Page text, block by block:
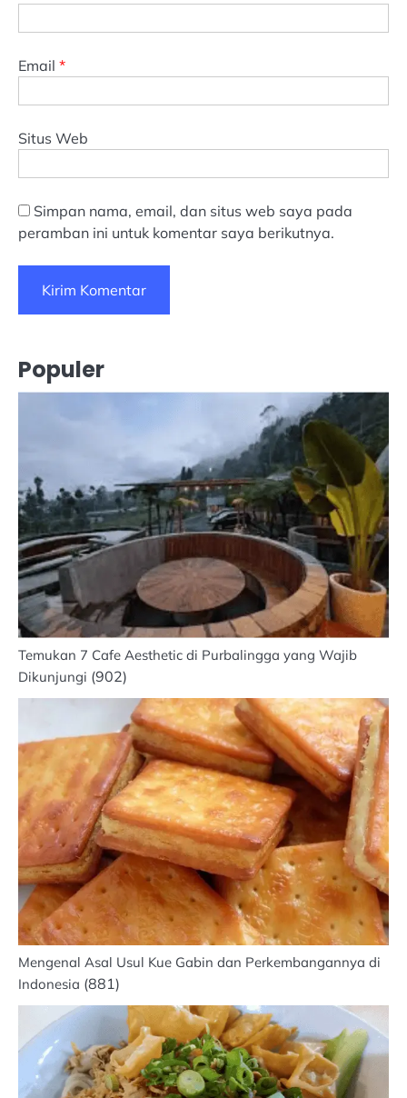
Email *
Situs Web
Simpan nama, email, dan situs web saya pada
peramban ini untuk komentar saya berikutnya.
Populer
Temukan 7 Cafe Aesthetic di Purbalingga yang Wajib
Dikunjungi (902)
Mengenal Asal Usul Kue Gabin dan Perkembangannya di
Indonesia (881)